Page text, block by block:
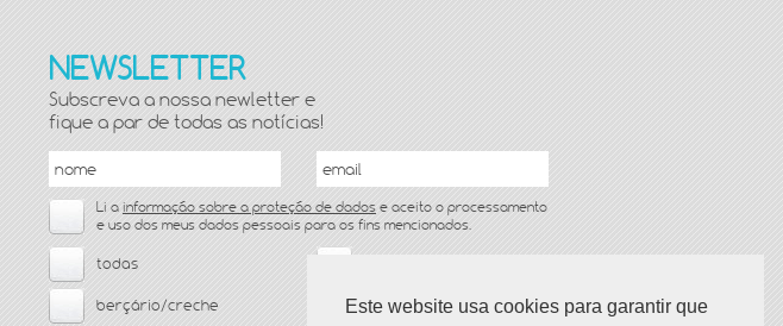
Este website usa cookies para garantir que
NEWSLETTER
Subscreva a nossa newletter e
fique a par de todas as notícias!
Li a informação sobre a proteção de dados e aceito o processamento
e uso dos meus dados pessoais para os fins mencionados.
todas
berçário/creche